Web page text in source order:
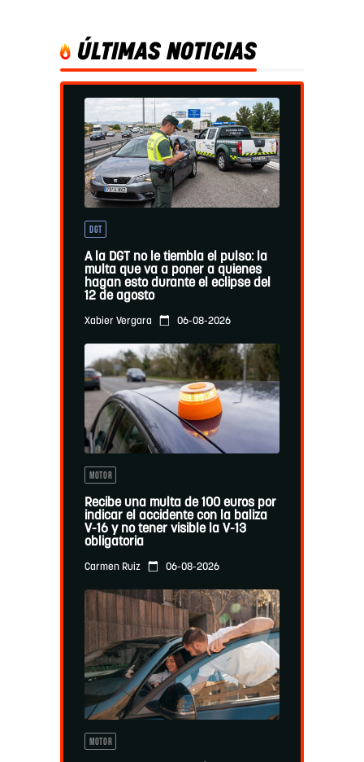
ÚLTIMAS NOTICIAS
DGT
A la DGT no le tiembla el pulso: la
multa que va a poner a quienes
hagan esto durante el eclipse del
12 de agosto
Xabier Vergara 06-08-2026
MOTOR
Recibe una multa de 100 euros por
indicar el accidente con la baliza
V-16 y no tener visible la V-13
obligatoria
Carmen Ruiz 06-08-2026
MOTOR